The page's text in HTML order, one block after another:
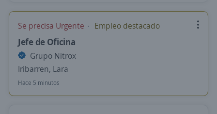
Se precisa Urgente Empleo destacado
Jefe de Oficina
Grupo Nitrox
Iribarren, Lara
Hace 5 minutos